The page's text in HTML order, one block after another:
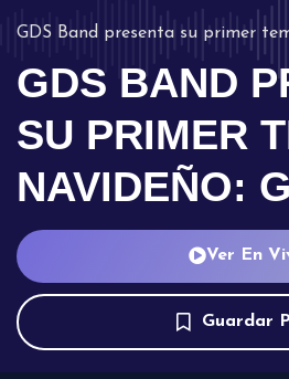
GDS Band presenta su primer
GDS BAND
SU PRIMER
NAVIDEÑO:
Ver En
Guardar